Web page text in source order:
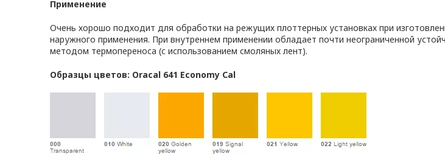
Применение
Очень хорошо подходит для обработки на режущих плоттерных установках при
наружного применения. При внутреннем применении обладает почти неограниченной
методом термопереноса (с использованием смоляных лент).
Образцы цветов: Oracal 641 Economy Cal